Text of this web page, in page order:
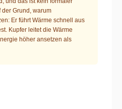
der Grund, warum
Er führt Wärme schnell aus
Kupfer leitet die Wärme
höher ansetzen als